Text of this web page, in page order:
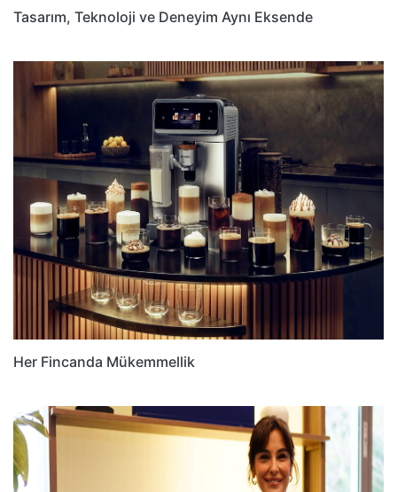
Tasarım, Teknoloji ve Deneyim Aynı Eksende
Her Fincanda Mükemmellik